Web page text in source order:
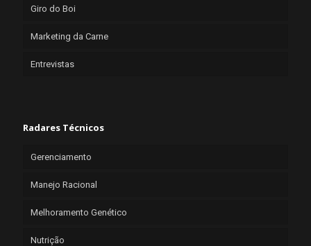
Giro do Boi
Marketing da Carne
Entrevistas
Radares Técnicos
Gerenciamento
Manejo Racional
Melhoramento Genético
Nutrição